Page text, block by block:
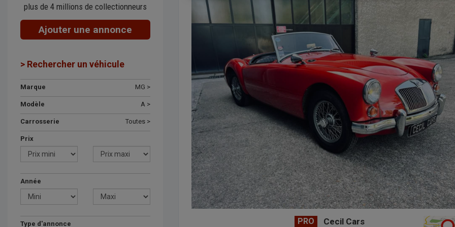
plus de 4 millions de collectionneurs
Ajouter une annonce
> Rechercher un véhicule
Marque MG >
Modèle A >
Carrosserie Toutes >
Prix
Année
Type d'annonce PRO Cecil Cars